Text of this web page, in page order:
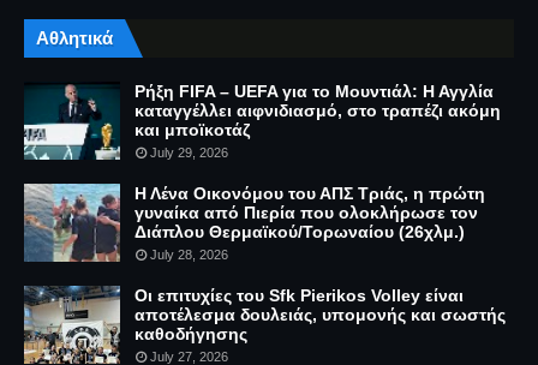
Αθλητικά
Ρήξη FIFA – UEFA για το Μουντιάλ: Η Αγγλία
καταγγέλλει αιφνιδιασμό, στο τραπέζι ακόμη
και μποϊκοτάζ
July 29, 2026
Η Λένα Οικονόμου του ΑΠΣ Τριάς, η πρώτη
γυναίκα από Πιερία που ολοκλήρωσε τον
Διάπλου Θερμαϊκού/Τορωναίου (26χλμ.)
July 28, 2026
Οι επιτυχίες του Sfk Pierikos Volley είναι
αποτέλεσμα δουλειάς, υπομονής και σωστής
καθοδήγησης
July 27, 2026